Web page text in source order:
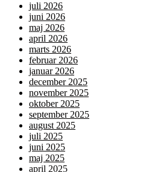
juli 2026
juni 2026
maj 2026
april 2026
marts 2026
februar 2026
januar 2026
december 2025
november 2025
oktober 2025
september 2025
august 2025
juli 2025
juni 2025
maj 2025
april 2025